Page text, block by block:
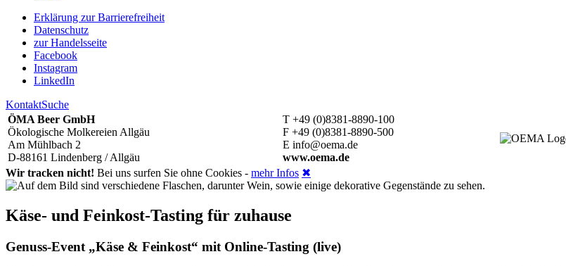
Erklärung zur Barrierefreiheit
Datenschutz
zur Handelsseite
Facebook
Instagram
LinkedIn
KontaktSuche
ÖMA Beer GmbH
Ökologische Molkereien Allgäu
Am Mühlbach 2
D-88161 Lindenberg / Allgäu
T +49 (0)8381-8890-100
F +49 (0)8381-8890-500
E info@oema.de
www.oema.de
Wir tracken nicht! Bei uns surfen Sie ohne Cookies - mehr Infos ✖
Käse- und Feinkost-Tasting für zuhause
Genuss-Event „Käse & Feinkost“ mit Online-Tasting (live)